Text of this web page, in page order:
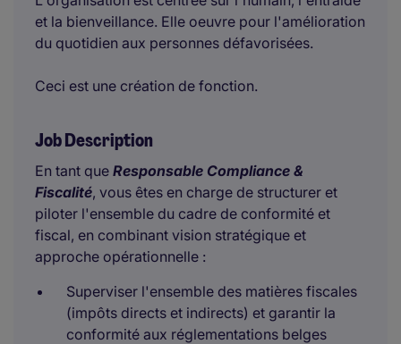
et la bienveillance. Elle oeuvre pour l'amélioration
du quotidien aux personnes défavorisées.
Ceci est une création de fonction.
Job Description
En tant que Responsable Compliance &
Fiscalité, vous êtes en charge de structurer et
piloter l'ensemble du cadre de conformité et
fiscal, en combinant vision stratégique et
approche opérationnelle :
Superviser l'ensemble des matières fiscales
(impôts directs et indirects) et garantir la
conformité aux réglementations belges